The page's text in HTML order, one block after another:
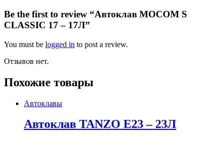
Be the first to review “Автоклав MOCOM S
CLASSIC 17 – 17Л”
You must be logged in to post a review.
Отзывов нет.
Похожие товары
Автоклавы
Автоклав TANZO E23 – 23Л